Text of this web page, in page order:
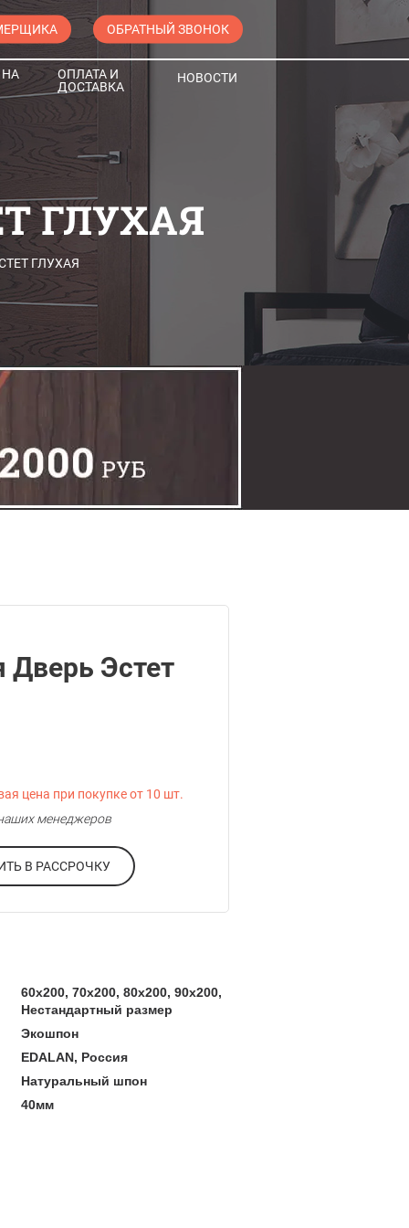
ОБРАТНЫЙ ЗВОНОК
НА
ОПЛАТА И
ДОСТАВКА
НОВОСТИ
ГЛУХАЯ
ГЛУХАЯ
Эстет
цена при покупке от 10 шт.
менеджеров
ОФОРМИТЬ В РАССРОЧКУ
60x200, 70x200, 80x200, 90x200,
Нестандартный размер
Экошпон
EDALAN, Россия
Натуральный шпон
40мм